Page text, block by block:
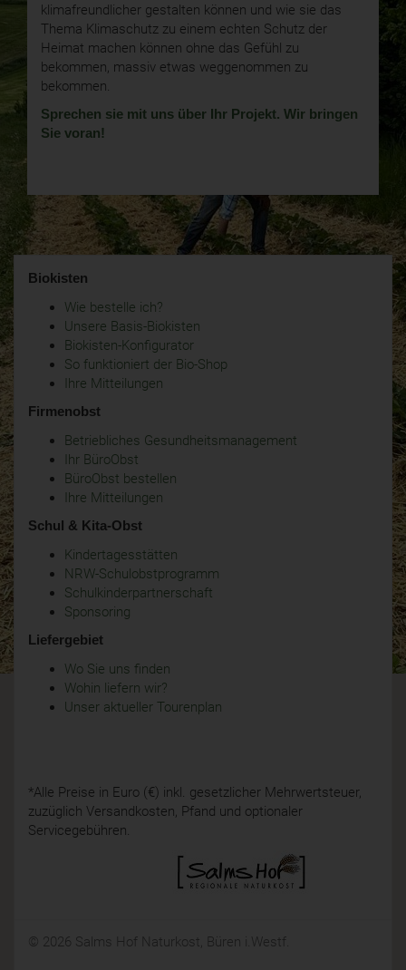
klimafreundlicher gestalten können und wie sie das
Thema Klimaschutz zu einem echten Schutz der
Heimat machen können ohne das Gefühl zu
bekommen, massiv etwas weggenommen zu
bekommen.
Sprechen sie mit uns über Ihr Projekt. Wir bringen
Sie voran!
Biokisten
Wie bestelle ich?
Unsere Basis-Biokisten
Biokisten-Konfigurator
So funktioniert der Bio-Shop
Ihre Mitteilungen
Firmenobst
Betriebliches Gesundheitsmanagement
Ihr BüroObst
BüroObst bestellen
Ihre Mitteilungen
Schul & Kita-Obst
Kindertagesstätten
NRW-Schulobstprogramm
Schulkinderpartnerschaft
Sponsoring
Liefergebiet
Wo Sie uns finden
Wohin liefern wir?
Unser aktueller Tourenplan
*Alle Preise in Euro (€) inkl. gesetzlicher Mehrwertsteuer,
zuzüglich Versandkosten, Pfand und optionaler
Servicegebühren.
© 2026 Salms Hof Naturkost, Büren i.Westf.